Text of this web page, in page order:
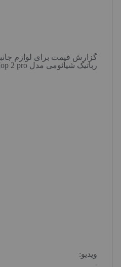
گزارش قیمت برای لوازم
رباتیک شیائومی مدل Mop 2 pro
ویدیو: